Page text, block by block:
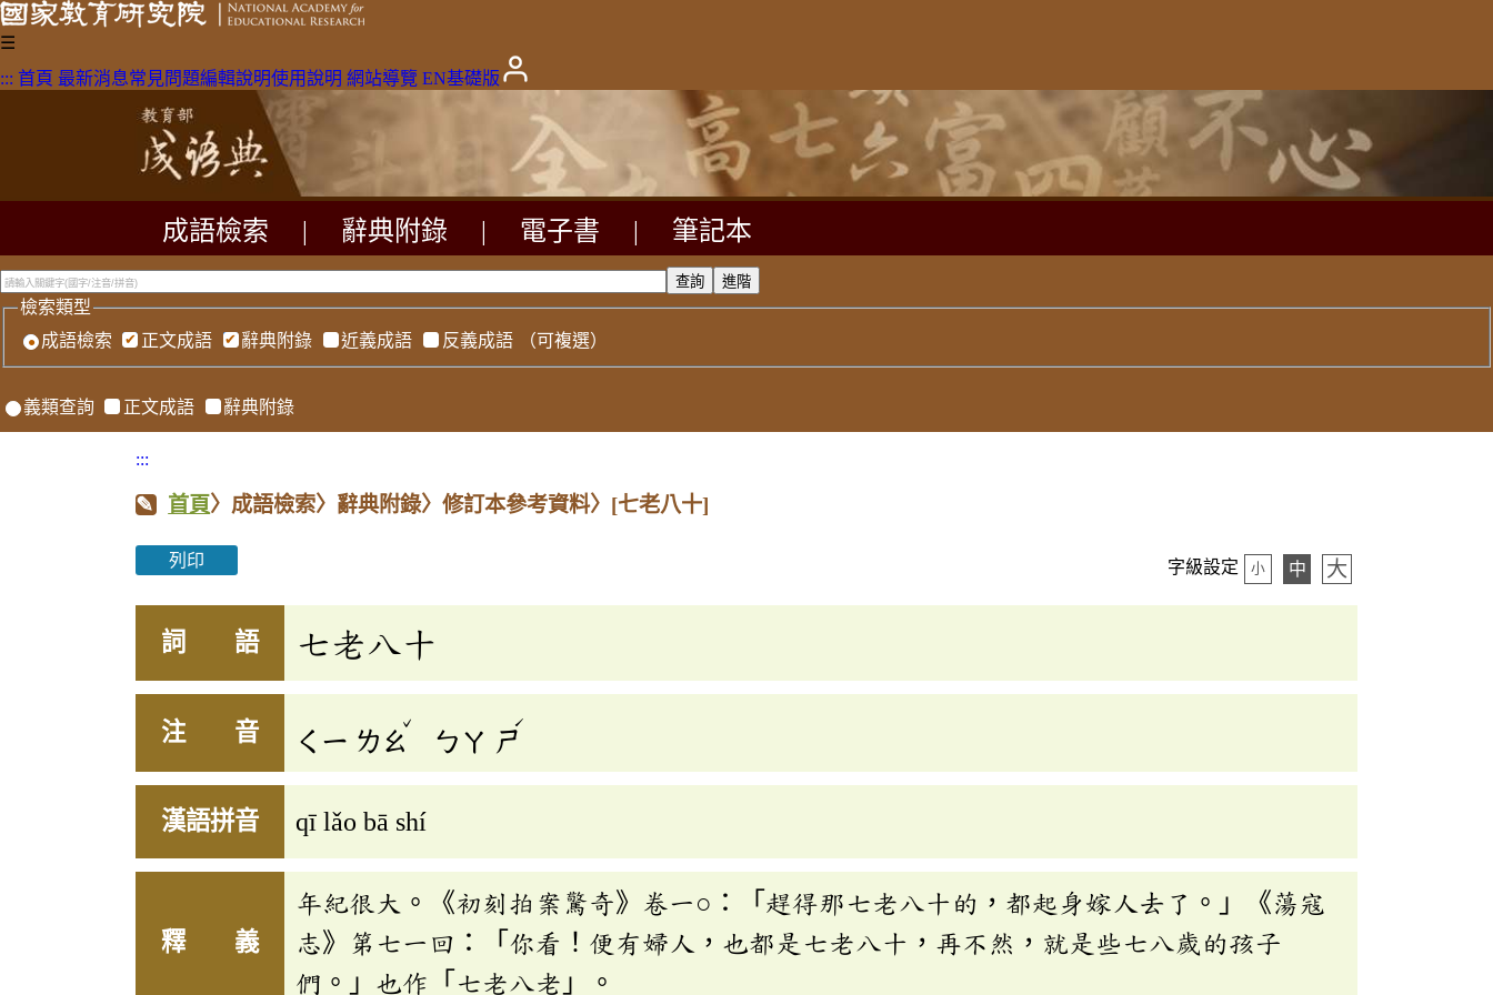
☰
::: 首頁 最新消息常見問題編輯說明使用說明 網站導覽 EN基礎版
成語檢索 辭典附錄 電子書 筆記本
檢索類型
成語檢索
正文成語 辭典附錄 近義成語 反義成語 （可複選）
義類查詢 正文成語 辭典附錄
:::
首頁〉成語檢索〉辭典附錄〉修訂本參考資料〉 [七老八十]
列印 字級設定 小 中 大
詞 語 七老八十
注 音 ㄑㄧ ㄌㄠ
ˇ
ㄅㄚ ㄕ
ˊ
漢語拼音 qī lǎo bā shí
釋 義
年紀很大。《初刻拍案驚奇》卷一○：「趕得那七老八十的，都起身嫁人去了。」《蕩寇
志》第七一回：「你看！便有婦人，也都是七老八十，再不然，就是些七八歲的孩子
們。」也作「七老八老」。